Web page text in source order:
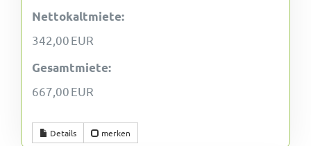
Nettokaltmiete:
342,00 EUR
Gesamtmiete:
667,00 EUR
Details merken